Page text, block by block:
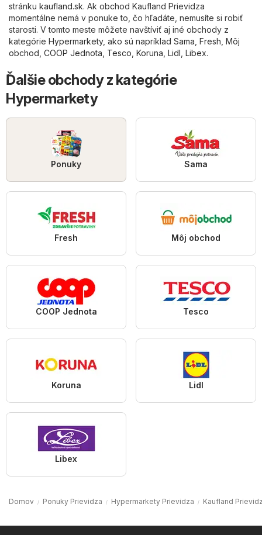
stránku kaufland.sk. Ak obchod Kaufland Prievidza
momentálne nemá v ponuke to, čo hľadáte, nemusíte si robiť
starosti. V tomto meste môžete navštíviť aj iné obchody z
kategórie Hypermarkety, ako sú napríklad Sama Fresh Môj
obchod COOP Jednota Tesco Koruna Lidl Libex.
Ďalšie obchody z kategórie
Hypermarkety
Ponuky Sama
Fresh Môj obchod
COOP Jednota Tesco
Koruna Lidl
Libex
Domov Ponuky Prievidza Hypermarkety Prievidza Kaufland